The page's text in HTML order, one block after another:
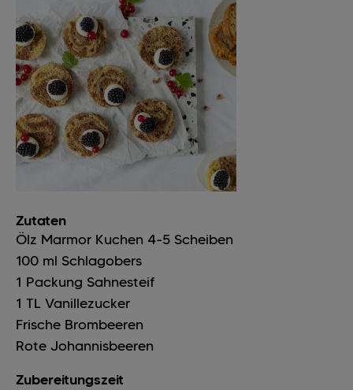
Zutaten
Ölz Marmor Kuchen 4-5 Scheiben
100 ml Schlagobers
1 Packung Sahnesteif
1 TL Vanillezucker
Frische Brombeeren
Rote Johannisbeeren
Zubereitungszeit